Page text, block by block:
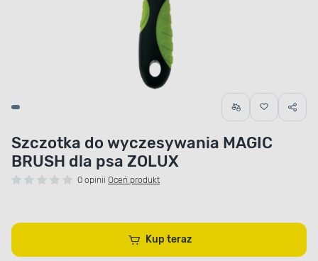
Szczotka do wyczesywania MAGIC
BRUSH dla psa ZOLUX
0 opinii Oceń produkt
Kup teraz